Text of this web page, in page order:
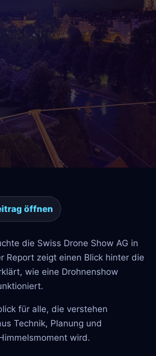
öffnen
die Swiss Drone Show AG in
Report zeigt einen Blick hinter die
wie eine Drohnenshow
für alle, die verstehen
Technik, Planung und
wird.